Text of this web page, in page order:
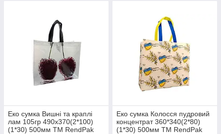
Еко сумка Вишні та краплі
лам 105гр 490x370(2*100)
(1*30) 500мм ТМ RendPak
Еко сумка Колосся пудровий
концентрат 360*340(2*80)
(1*30) 500мм ТМ RendPak